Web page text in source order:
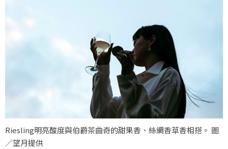
Riesling明亮酸度與伯爵茶曲奇的甜果香、絲綢香草香相搭。 圖
／望月提供